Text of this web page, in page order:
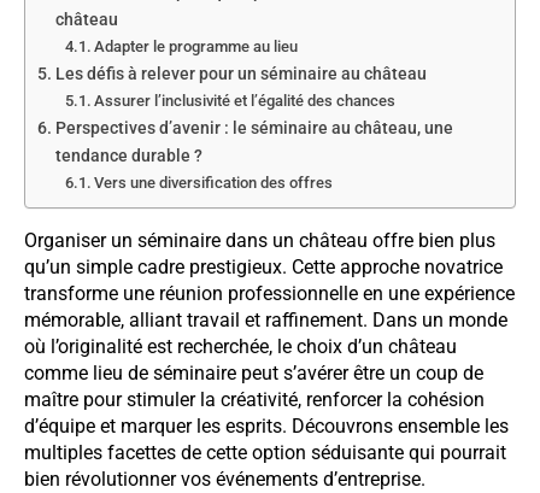
château
Adapter le programme au lieu
Les défis à relever pour un séminaire au château
Assurer l’inclusivité et l’égalité des chances
Perspectives d’avenir : le séminaire au château, une
tendance durable ?
Vers une diversification des offres
Organiser un séminaire dans un château offre bien plus
qu’un simple cadre prestigieux. Cette approche novatrice
transforme une réunion professionnelle en une expérience
mémorable, alliant travail et raffinement. Dans un monde
où l’originalité est recherchée, le choix d’un château
comme lieu de séminaire peut s’avérer être un coup de
maître pour stimuler la créativité, renforcer la cohésion
d’équipe et marquer les esprits. Découvrons ensemble les
multiples facettes de cette option séduisante qui pourrait
bien révolutionner vos événements d’entreprise.